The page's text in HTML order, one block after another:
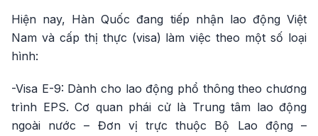
Hiện nay, Hàn Quốc đang tiếp nhận lao động Việt
Nam và cấp thị thực (visa) làm việc theo một số loại
hình:
-Visa E-9: Dành cho lao động phổ thông theo chương
trình EPS. Cơ quan phái cử là Trung tâm lao động
ngoài nước – Đơn vị trực thuộc Bộ Lao động –